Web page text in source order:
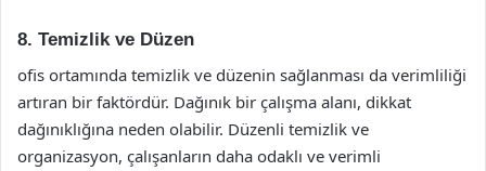
8. Temizlik ve Düzen
ofis ortamında temizlik ve düzenin sağlanması da verimliliği
artıran bir faktördür. Dağınık bir çalışma alanı, dikkat
dağınıklığına neden olabilir. Düzenli temizlik ve
organizasyon, çalışanların daha odaklı ve verimli